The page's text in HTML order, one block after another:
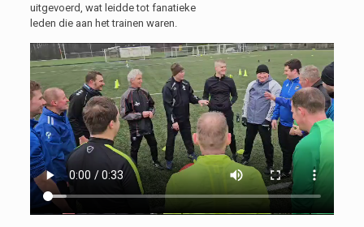
uitgevoerd, wat leidde tot fanatieke
leden die aan het trainen waren.